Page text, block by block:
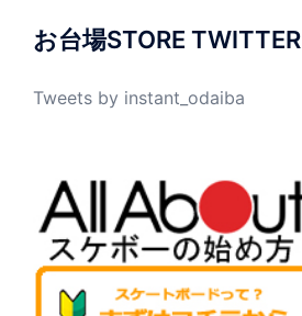
お台場STORE TWITTER
Tweets by instant_odaiba